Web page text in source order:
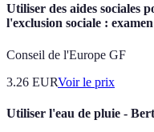
Utiliser des aides sociales
l'exclusion sociale :
Conseil de l'Europe GF
3.26 EURVoir le prix
Utiliser l'eau de pluie -